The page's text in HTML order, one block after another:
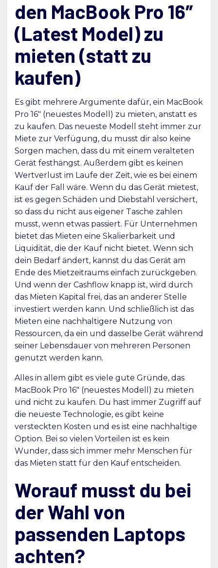
den MacBook Pro 16″
(Latest Model) zu
mieten (statt zu
kaufen)
Es gibt mehrere Argumente dafür, ein MacBook
Pro 16″ (neuestes Modell) zu mieten, anstatt es
zu kaufen. Das neueste Modell steht immer zur
Miete zur Verfügung, du musst dir also keine
Sorgen machen, dass du mit einem veralteten
Gerät festhängst. Außerdem gibt es keinen
Wertverlust im Laufe der Zeit, wie es bei einem
Kauf der Fall wäre. Wenn du das Gerät mietest,
ist es gegen Schäden und Diebstahl versichert,
so dass du nicht aus eigener Tasche zahlen
musst, wenn etwas passiert. Für Unternehmen
bietet das Mieten eine Skalierbarkeit und
Liquidität, die der Kauf nicht bietet. Wenn sich
dein Bedarf ändert, kannst du das Gerät am
Ende des Mietzeitraums einfach zurückgeben.
Und wenn der Cashflow knapp ist, wird durch
das Mieten Kapital frei, das an anderer Stelle
investiert werden kann. Und schließlich ist das
Mieten eine nachhaltigere Nutzung von
Ressourcen, da ein und dasselbe Gerät während
seiner Lebensdauer von mehreren Personen
genutzt werden kann.
Alles in allem gibt es viele gute Gründe, das
MacBook Pro 16″ (neuestes Modell) zu mieten
und nicht zu kaufen. Du hast immer Zugriff auf
die neueste Technologie, es gibt keine
versteckten Kosten und es ist eine nachhaltige
Option. Bei so vielen Vorteilen ist es kein
Wunder, dass sich immer mehr Menschen für
das Mieten statt für den Kauf entscheiden.
Worauf musst du bei
der Wahl von
passenden Laptops
achten?